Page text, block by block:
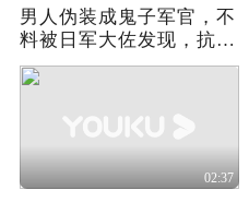
男人伪装成鬼子军官，不
料被日军大佐发现，抗战
片
02:37